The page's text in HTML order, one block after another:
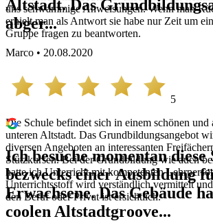
uns schwammige Anweisungen. Wenn man
erhielt man als Antwort sie habe nur Zeit um
Gruppe fragen zu beantworten.
Altstadt. Das
abger...
Marco • 20.08.2020
5
Die Schule befindet sich in einem schönen und
unteren Altstadt. Das Grundbildungsangebot
diversen Angeboten an interessanten
Stützkursen. Bei der Grundbildung wie auch
hatte ich Unterricht mit kompetenten
Unterrichtsstoff wird verständlich vermittelt
den Beruf oder Privat ist ersichtlich.
Ich besuche momentan diese
bezwecks einer Ausbildung
Erwachsene. Das Gebäude
coolen Altstadtgroove...